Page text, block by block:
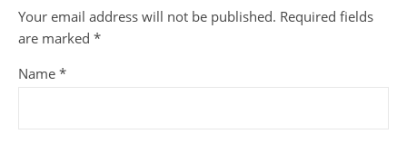
Your email address will not be published. Required fields
are marked *
Name *